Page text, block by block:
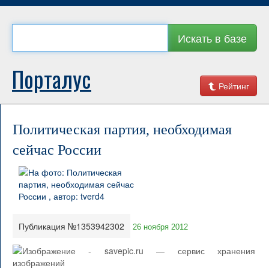
Искать в базе
Рейтинг
Порталус
Политическая партия, необходимая
сейчас России
Публикация №1353942302 26 ноября 2012